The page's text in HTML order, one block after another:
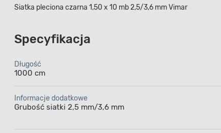
Siatka pleciona czarna 1,50 x 10 mb 2,5/3,6 mm Vimar
Specyfikacja
Długość
1000 cm
Informacje dodatkowe
Grubość siatki 2,5 mm/3,6 mm